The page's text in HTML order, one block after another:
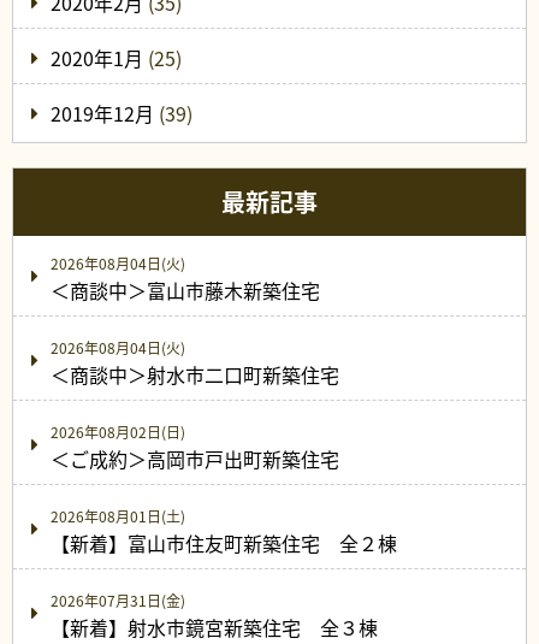
2020年1月 (25)
2019年12月 (39)
最新記事
2026年08月04日(火)
＜商談中＞富山市藤木新築住宅
2026年08月04日(火)
＜商談中＞射水市二口町新築住宅
2026年08月02日(日)
＜ご成約＞高岡市戸出町新築住宅
2026年08月01日(土)
【新着】富山市住友町新築住宅 全２棟
2026年07月31日(金)
【新着】射水市鏡宮新築住宅 全３棟